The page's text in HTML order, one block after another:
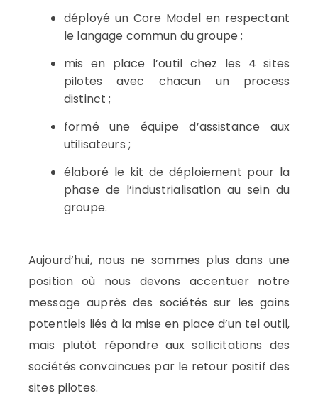
déployé un Core Model en respectant
le langage commun du groupe ;
mis en place l’outil chez les 4 sites
pilotes avec chacun un process
distinct ;
formé une équipe d’assistance aux
utilisateurs ;
élaboré le kit de déploiement pour la
phase de l’industrialisation au sein du
groupe.
Aujourd’hui, nous ne sommes plus dans une
position où nous devons accentuer notre
message auprès des sociétés sur les gains
potentiels liés à la mise en place d’un tel outil,
mais plutôt répondre aux sollicitations des
sociétés convaincues par le retour positif des
sites pilotes.